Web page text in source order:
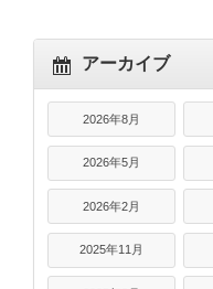
アーカイブ
2026年8月
2026年5月
2026年2月
2025年11月